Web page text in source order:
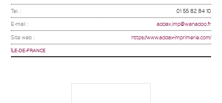
Tel. : 01 55 82 84 10
E-mail : addax.imp@wanadoo.fr
Site web : https://www.addax-imprimerie.com/
ÎLE-DE-FRANCE